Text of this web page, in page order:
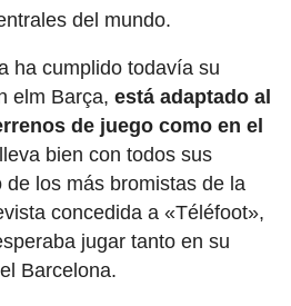
del mundo.
ha cumplido todavía su
elm Barça, está adaptado al
de juego como en el
bien con todos sus
los más bromistas de la
concedida a «Téléfoot»,
jugar tanto en su
Barcelona.